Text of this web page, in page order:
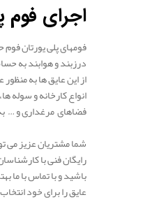
اجرای فوم
فومهای پلی یورتان فوم
درزبند و هوابند به
از این عایق ها به
انواع کارخانه و سوله
فضاهای مرغداری و …
شما مشتریان عزیز می
رایگان فنی با
باشید و با تماس با ما
عایق را برای خود